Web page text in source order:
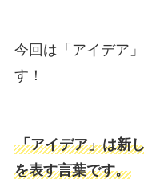
今回は「アイデア
す！
「アイデア」は新
を表す言葉です。